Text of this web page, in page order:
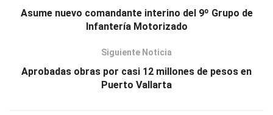
Asume nuevo comandante interino del 9º Grupo de
Infantería Motorizado
Siguiente Noticia
Aprobadas obras por casi 12 millones de pesos en
Puerto Vallarta